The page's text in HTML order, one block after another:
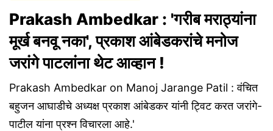
Prakash Ambedkar : 'गरीब मराठ्यांना
मूर्ख बनवू नका', प्रकाश आंबेडकरांचे मनोज
जरांगे पाटलांना थेट आव्हान !
Prakash Ambedkar on Manoj Jarange Patil : वंचित
बहुजन आघाडीचे अध्यक्ष प्रकाश आंबेडकर यांनी ट्विट करत जरांगे-
पाटील यांना प्रश्न विचारला आहे.'